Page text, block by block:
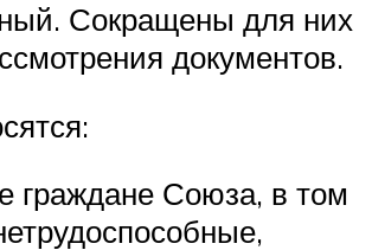
Сокращены для них
документов.
граждане Союза, в том